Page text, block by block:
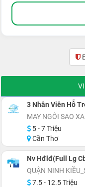
3 Nhân Viên Hỗ
MAY NGÔI SAO
5 - 7 Triệu
Cần Thơ
Nv Hđlđ(Full Lg
QUẬN NINH
7.5 - 12.5 Triệu